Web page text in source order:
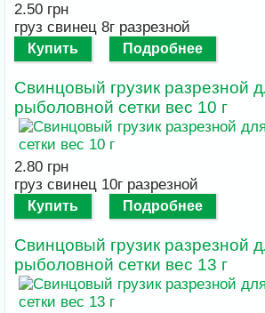
2.50 грн
груз свинец 8г разрезной
Купить Подробнее
Свинцовый грузик разрезной
рыболовной сетки вес 10 г
2.80 грн
груз свинец 10г разрезной
Купить Подробнее
Свинцовый грузик разрезной
рыболовной сетки вес 13 г